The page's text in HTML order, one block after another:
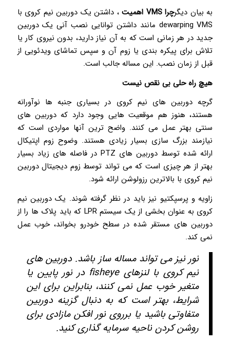
به بیان دیگرچرا VMS اهمیت
، داشتن یک دوربین نیم کروی با
dewarping VMS مانند داشتن توانایی نصب آنی یک دوربین
جدید در هر زمانی است که به آن نیاز دارید، بدون نیروی کار یا
تلاش برای پیکره بندی یا زوم آن و سپس تماشای ویدئویی از
قبل از زمان نصب. این مساله جالب است.
هیچ راه حلی بی نقص نیست
گرچه دوربین های نیم کروی در بسیاری جنبه ها نوآورانه
هستند، هنوز هم موقعیت هایی وجود دارد که دوربین های
سنتی بهتر عمل می کنند. واضح ترین آنها مواردی است که
نیازمند بزرگ سازی بسیار زیادی هستند. وضوح زوم اپتیکال
ارائه شده توسط دوربین های PTZ در فاصله های زیاد بسیار
بهتر از هر چیزی است که می تواند توسط زوم دیجیتال دوربین
نیم کروی با بالاترین رزولوشن ارائه شود.
زاویه و پرسپکتیو نیز باید در نظر گرفته شوند. یک دوربین نیم
کروی به عنوان بخشی از یک سیستم LPR که باید پلاک ها را از
دوربین های مستقر شده در سطح خودرو بخواند، خوب عمل
نمی کند.
نور نیز می تواند مساله ساز باشد. دوربین های
نیم کروی با لنزهای fisheye در نور پایین یا
متغیر خوب عمل نمی کنند، بنابراین برای این
شرایط، بهتر است که به دنبال گزینه دوربین
متفاوتی باشید یا برروی نور افکن مازادی برای
روشن کردن ناحیه سرمایه گذاری کنید.